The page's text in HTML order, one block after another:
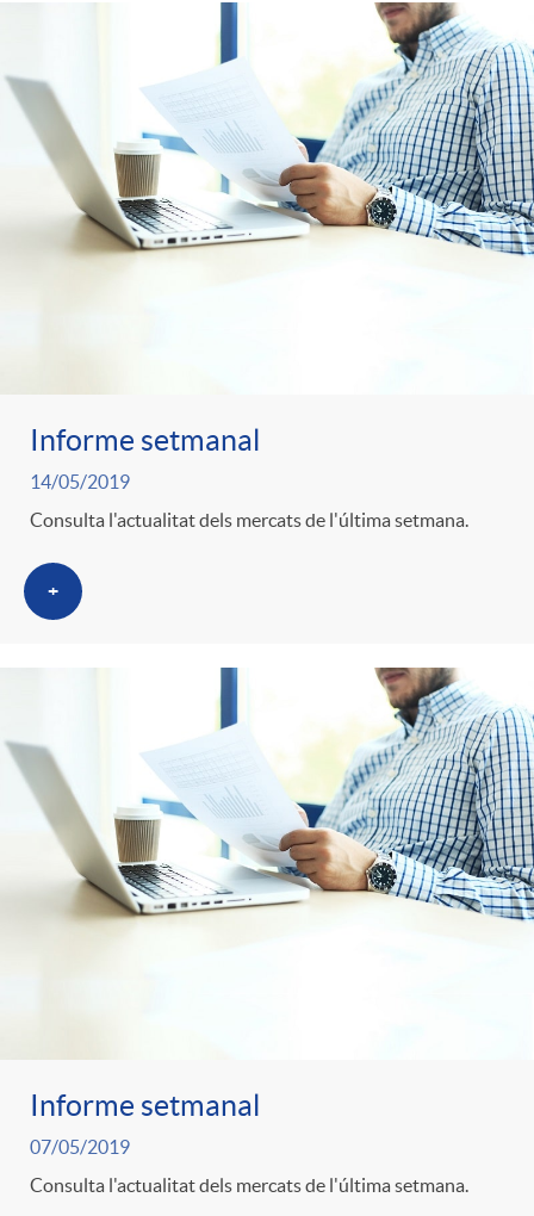
a
t
e
o
r
i
a
s
Informe setmanal
14/05/2019
Consulta l'actualitat dels mercats de l'última setmana.
+
Informe setmanal
07/05/2019
Consulta l'actualitat dels mercats de l'última setmana.